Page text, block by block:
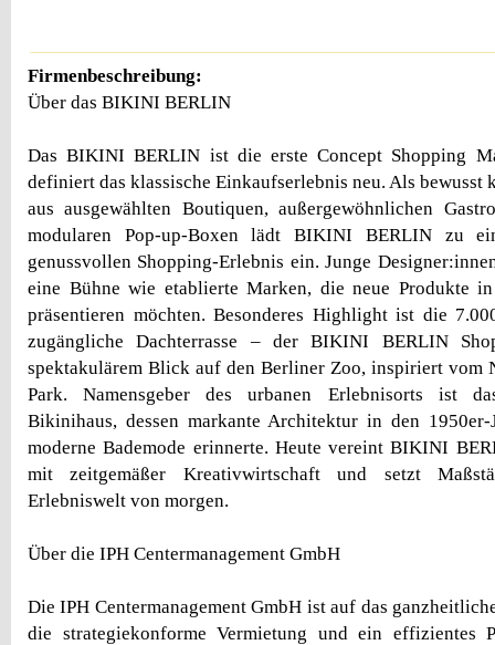
Firmenbeschreibung:
Über das BIKINI BERLIN
Das BIKINI BERLIN ist die erste Concept Shopping
definiert das klassische Einkaufserlebnis neu. Als
aus ausgewählten Boutiquen, außergewöhnlichen
modularen Pop-up-Boxen lädt BIKINI BERLIN zu
genussvollen Shopping-Erlebnis ein. Junge
eine Bühne wie etablierte Marken, die neue Produkte
präsentieren möchten. Besonderes Highlight ist die
zugängliche Dachterrasse – der BIKINI BERLIN
spektakulärem Blick auf den Berliner Zoo, inspiriert vom
Park. Namensgeber des urbanen Erlebnisorts ist
Bikinihaus, dessen markante Architektur in den 1950er-
moderne Bademode erinnerte. Heute vereint BIKINI
mit zeitgemäßer Kreativwirtschaft und setzt
Erlebniswelt von morgen.
Über die IPH Centermanagement GmbH
Die IPH Centermanagement GmbH ist auf das
die strategiekonforme Vermietung und ein effizientes